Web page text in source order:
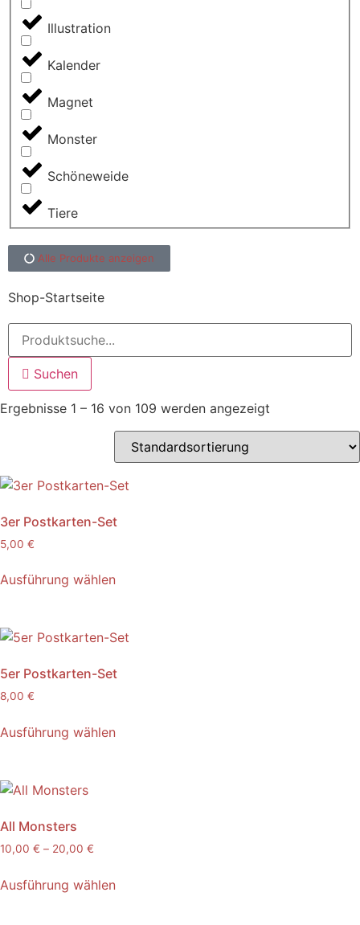
Illustration
Kalender
Magnet
Monster
Schöneweide
Tiere
Alle Produkte anzeigen
Shop-Startseite
Suchen
Ergebnisse 1 – 16 von 109 werden angezeigt
3er Postkarten-Set
5,00 €
Ausführung wählen
5er Postkarten-Set
8,00 €
Ausführung wählen
All Monsters
10,00 € – 20,00 €
Ausführung wählen